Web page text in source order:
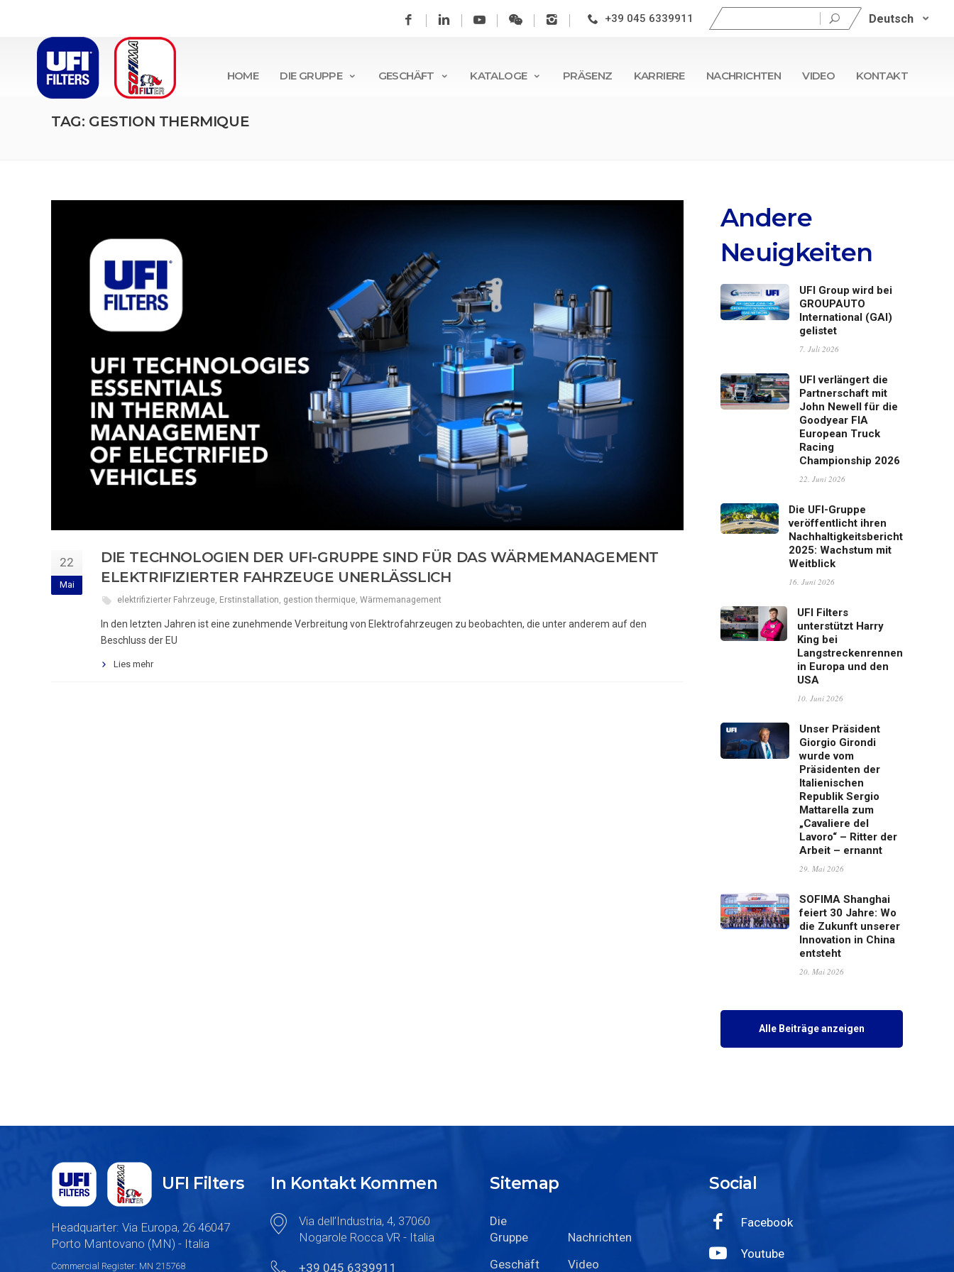
+39 045 6339911
Suchen
nach:
Deutsch
HOME DIE GRUPPE GESCHÄFT KATALOGE PRÄSENZ KARRIERE NACHRICHTEN VIDEO KONTAKT
TAG: GESTION THERMIQUE
22
Mai
DIE TECHNOLOGIEN DER UFI-GRUPPE SIND FÜR DAS WÄRMEMANAGEMENT
ELEKTRIFIZIERTER FAHRZEUGE UNERLÄSSLICH
elektrifizierter Fahrzeuge, Erstinstallation, gestion thermique, Wärmemanagement
In den letzten Jahren ist eine zunehmende Verbreitung von Elektrofahrzeugen zu beobachten, die unter anderem auf den
Beschluss der EU
Lies mehr
Andere
Neuigkeiten
UFI Group wird bei
GROUPAUTO
International (GAI)
gelistet
7. Juli 2026
UFI verlängert die
Partnerschaft mit
John Newell für die
Goodyear FIA
European Truck
Racing
Championship 2026
22. Juni 2026
Die UFI-Gruppe
veröffentlicht ihren
Nachhaltigkeitsbericht
2025: Wachstum mit
Weitblick
16. Juni 2026
UFI Filters
unterstützt Harry
King bei
Langstreckenrennen
in Europa und den
USA
10. Juni 2026
Unser Präsident
Giorgio Girondi
wurde vom
Präsidenten der
Italienischen
Republik Sergio
Mattarella zum
„Cavaliere del
Lavoro“ – Ritter der
Arbeit – ernannt
29. Mai 2026
SOFIMA Shanghai
feiert 30 Jahre: Wo
die Zukunft unserer
Innovation in China
entsteht
20. Mai 2026
Alle Beiträge anzeigen
UFI Filters
Headquarter: Via Europa, 26 46047
Porto Mantovano (MN) - Italia
Commercial Register: MN 215768
In Kontakt Kommen
Via dell’Industria, 4, 37060
Nogarole Rocca VR - Italia
+39 045 6339911
Sitemap
Die
Gruppe
Nachrichten
Geschäft
Video
Social
Facebook
Youtube